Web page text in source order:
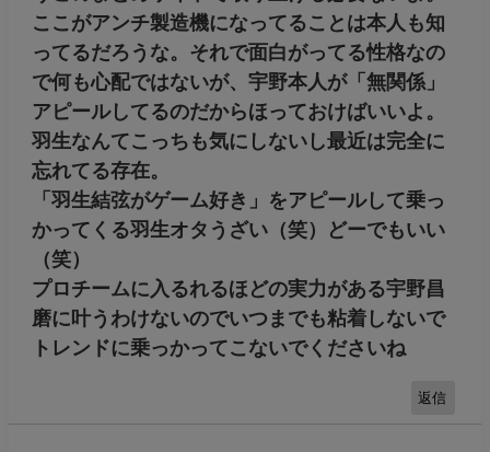
ここがアンチ製造機になってることは本人も知
ってるだろうな。それで面白がってる性格なの
で何も心配ではないが、宇野本人が「無関係」
アピールしてるのだからほっておけばいいよ。
羽生なんてこっちも気にしないし最近は完全に
忘れてる存在。
「羽生結弦がゲーム好き」をアピールして乗っ
かってくる羽生オタうざい（笑）どーでもいい
（笑）
プロチームに入るれるほどの実力がある宇野昌
磨に叶うわけないのでいつまでも粘着しないで
トレンドに乗っかってこないでくださいね
返信